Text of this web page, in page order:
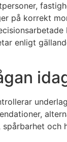
på korrekt
enligt
och